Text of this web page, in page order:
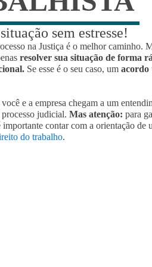
sem estresse!
na Justiça é o melhor caminho.
resolver sua situação de forma
Se esse é o seu caso, um acordo
e a empresa chegam a um
judicial. Mas atenção: para
importante contar com a orientação de
do trabalho.